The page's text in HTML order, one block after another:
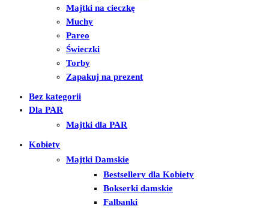
Majtki na cieczkę
Muchy
Pareo
Świeczki
Torby
Zapakuj na prezent
Bez kategorii
Dla PAR
Majtki dla PAR
Kobiety
Majtki Damskie
Bestsellery dla Kobiety
Bokserki damskie
Falbanki